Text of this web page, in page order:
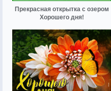
Прекрасная открытка с озером
Хорошего дня!